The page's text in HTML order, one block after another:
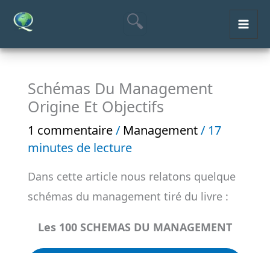
Aller
contenu
Schémas Du Management
Origine Et Objectifs
1 commentaire / Management/ 17
minutes de lecture
Dans cette article nous relatons quelque
schémas du management tiré du livre :
Les 100 SCHEMAS DU MANAGEMENT